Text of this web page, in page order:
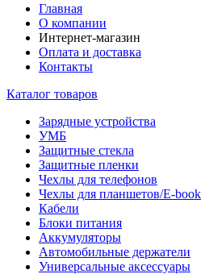
Главная
О компании
Интернет-магазин
Оплата и доставка
Контакты
Каталог товаров
Зарядные устройства
УМБ
Защитные стекла
Защитные пленки
Чехлы для телефонов
Чехлы для планшетов/E-book
Кабели
Блоки питания
Аккумуляторы
Автомобильные держатели
Универсальные аксессуары